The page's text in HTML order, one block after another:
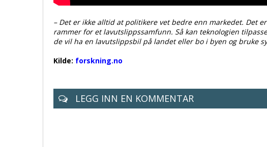
– Det er ikke alltid at politikere vet bedre enn markedet. Det
rammer for et lavutslippssamfunn. Så kan teknologien
de vil ha en lavutslippsbil på landet eller bo i byen og bruke
Kilde: forskning.no
LEGG INN EN KOMMENTAR